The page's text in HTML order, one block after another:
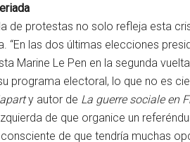
de protestas no solo refleja esta
“En las dos últimas elecciones
Marine Le Pen en la segunda
programa electoral, lo que no es
y autor de La guerre sociale en
de que organice un
de que tendría muchas